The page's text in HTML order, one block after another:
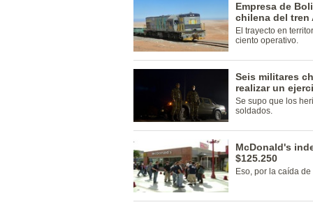
Empresa de
chilena del tren
El trayecto en
ciento operativo.
Seis militares
realizar un
Se supo que los
soldados.
McDonald's
$125.250
Eso, por la caída